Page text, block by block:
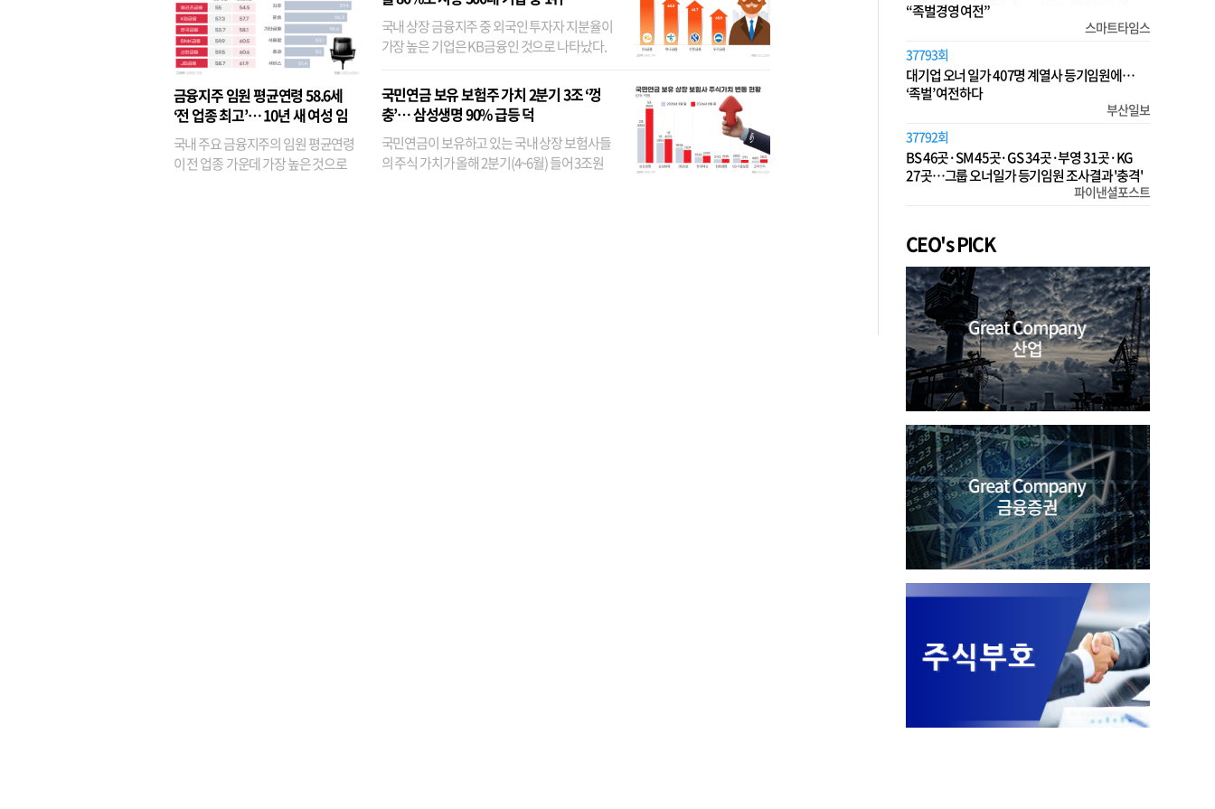
금융지주 임원 평균연령 58.6세
‘전 업종 최고’… 10년 새 여성 임
원은 14배 껑충
국내 주요 금융지주의 임원 평균연령
이 전 업종 가운데 가장 높은 것으로
국내 상장 금융지주 중 외국인 투자자 지분율이
가장 높은 기업은 KB금융인 것으로 나타났다.
융이었다. 특히 KB금융은 지난달 말 기준 해외
기관투자자 지분율이...
국민연금 보유 보험주 가치 2분기 3조 ‘껑
충’… 삼성생명 90% 급등 덕
국민연금이 보유하고 있는 국내 상장 보험사들
의 주식 가치가 올해 2분기(4~6월) 들어 3조원
“족벌경영 여전”
스마트타임스
37793회
대기업 오너 일가 407명 계열사 등기임원에…
‘족벌’ 여전하다
부산일보
37792회
BS 46곳·SM 45곳·GS 34곳·부영 31곳·KG
27곳…그룹 오너일가 등기임원 조사결과 '충격'
파이낸셜포스트
CEO's PICK